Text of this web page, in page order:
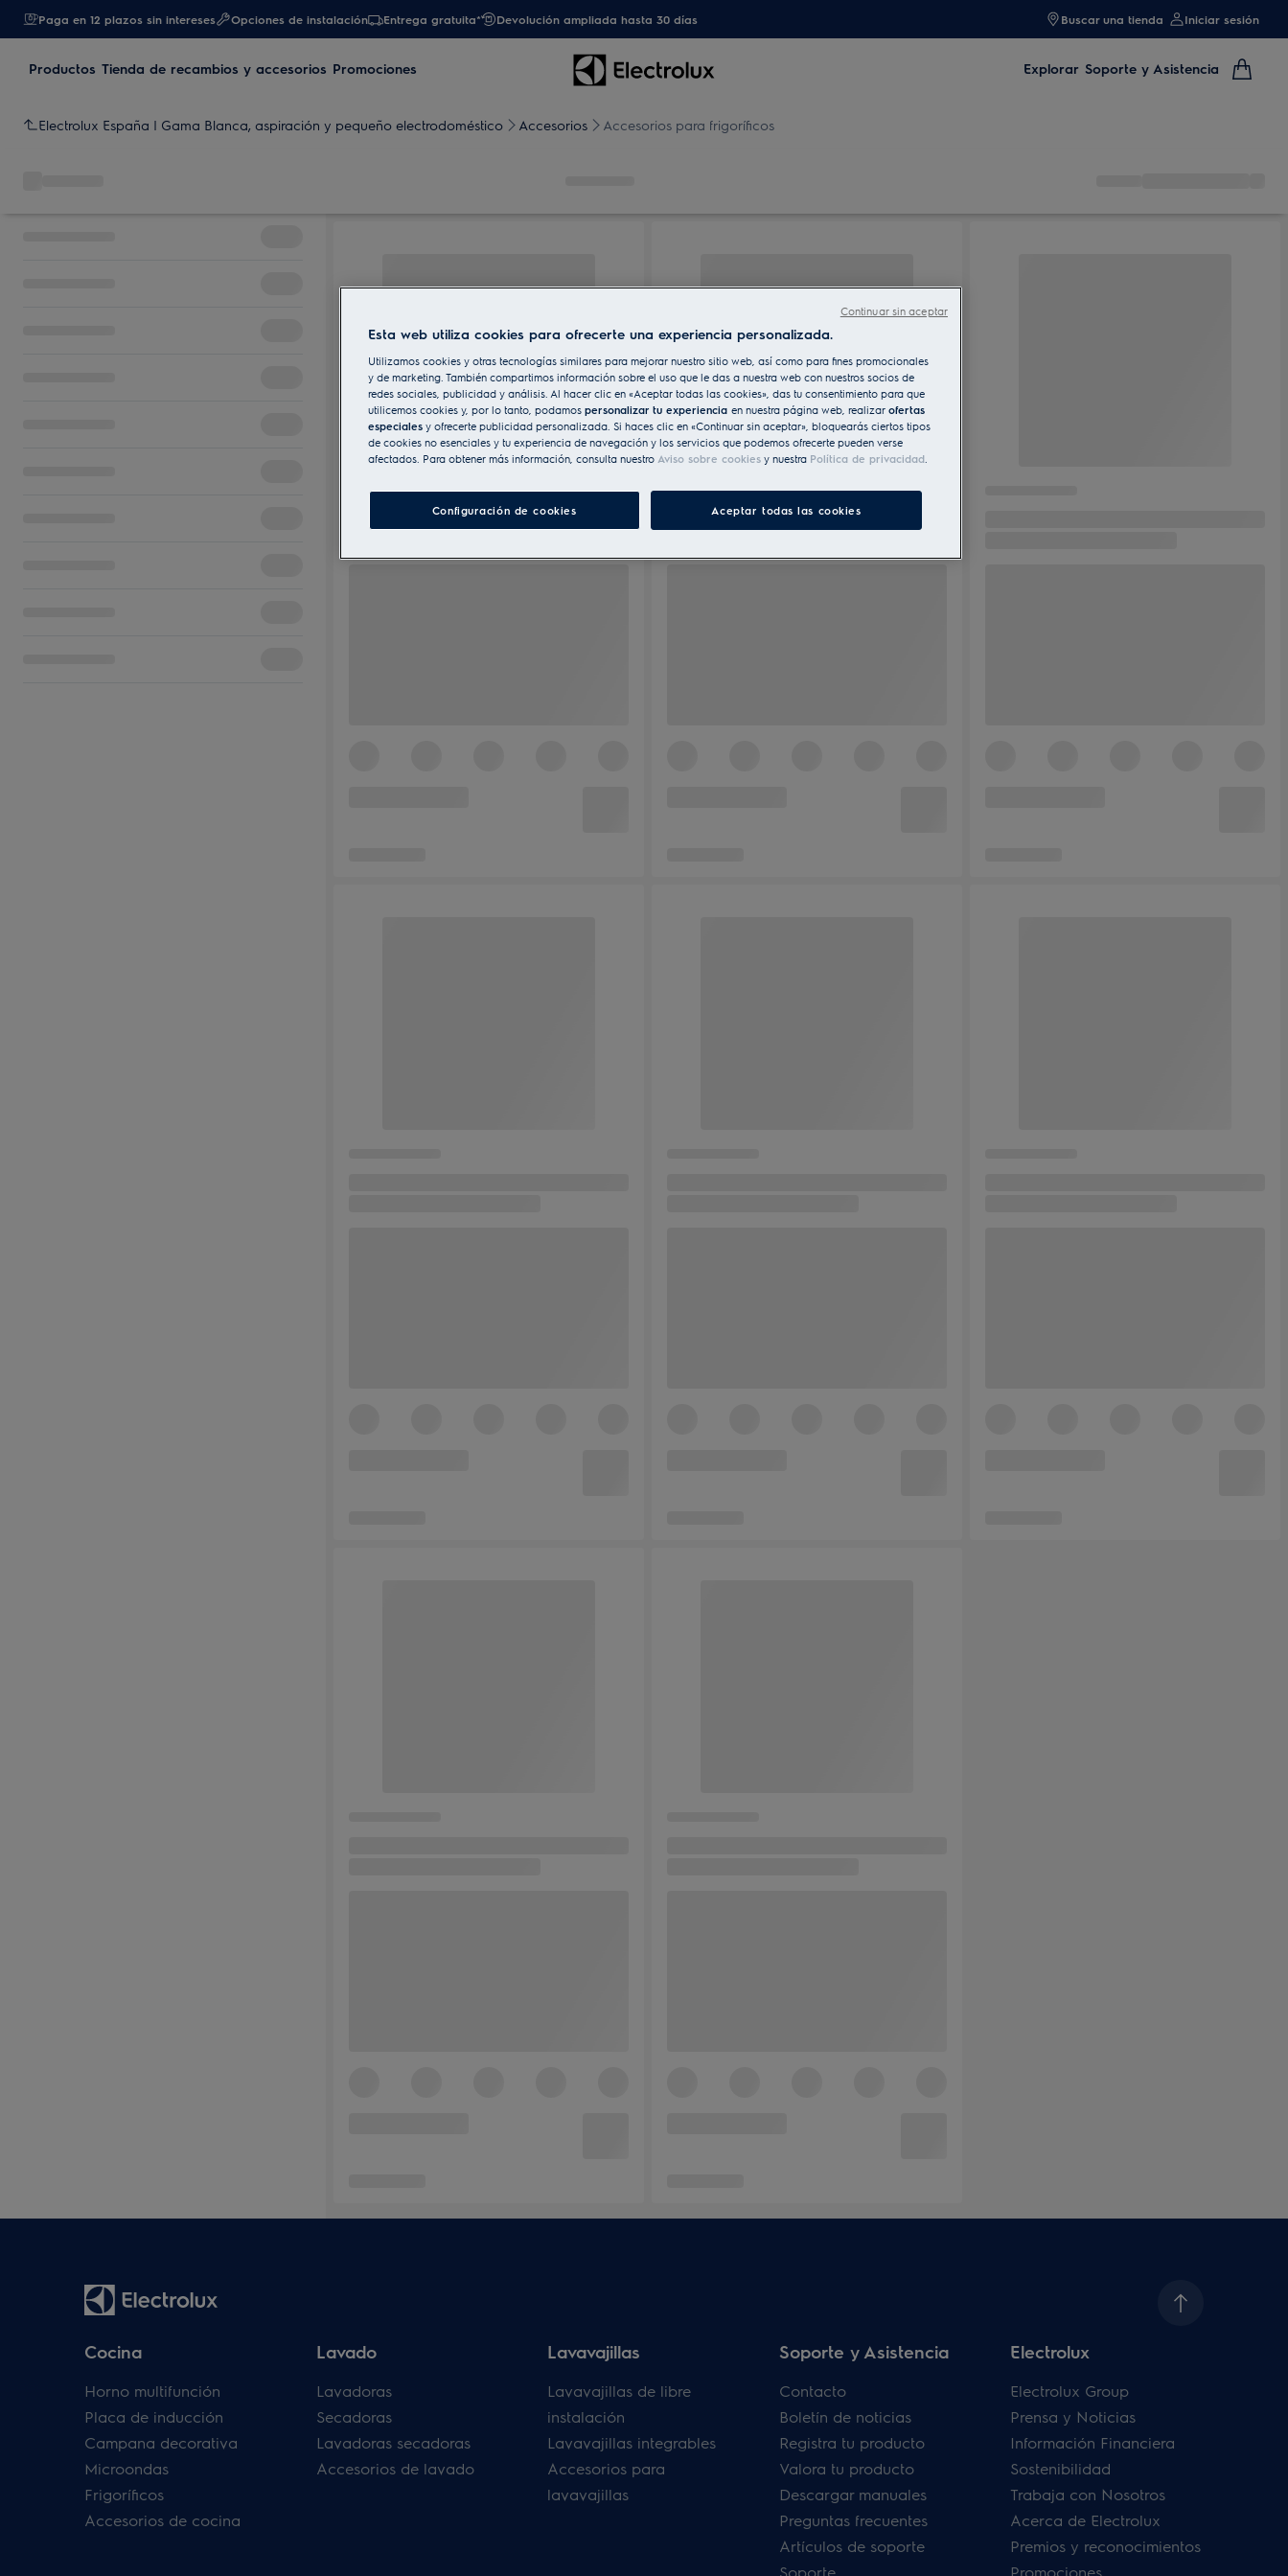
Paga en 12 plazos sin intereses Opciones de instalación Entrega gratuita* Devolución ampliada hasta 30 días Buscar una tienda Iniciar sesión
Productos Tienda de recambios y accesorios Promociones Explorar Soporte y Asistencia
Electrolux España | Gama Blanca, aspiración y pequeño electrodoméstico Accesorios Accesorios para frigoríficos
Cocina
Horno multifunción
Placa de inducción
Campana decorativa
Microondas
Frigoríficos
Accesorios de cocina
Lavado
Lavadoras
Secadoras
Lavadoras secadoras
Accesorios de lavado
Lavavajillas
Lavavajillas de libre
instalación
Lavavajillas integrables
Accesorios para
lavavajillas
Soporte y Asistencia
Contacto
Boletín de noticias
Registra tu producto
Valora tu producto
Descargar manuales
Preguntas frecuentes
Artículos de soporte
Soporte
Electrolux
Electrolux Group
Prensa y Noticias
Información Financiera
Sostenibilidad
Trabaja con Nosotros
Acerca de Electrolux
Premios y reconocimientos
Promociones
Esta web utiliza cookies para ofrecerte una experiencia personalizada.
Utilizamos cookies y otras tecnologías similares para mejorar nuestro sitio web, así como para fines promocionales
y de marketing. También compartimos información sobre el uso que le das a nuestra web con nuestros socios de
redes sociales, publicidad y análisis. Al hacer clic en «Aceptar todas las cookies», das tu consentimiento para que
utilicemos cookies y, por lo tanto, podamos personalizar tu experiencia en nuestra página web, realizar ofertas
especiales y ofrecerte publicidad personalizada. Si haces clic en «Continuar sin aceptar», bloquearás ciertos tipos
de cookies no esenciales y tu experiencia de navegación y los servicios que podemos ofrecerte pueden verse
afectados. Para obtener más información, consulta nuestro Aviso sobre cookies y nuestra Política de privacidad.
Configuración de cookies Aceptar todas las cookies
Continuar sin aceptar